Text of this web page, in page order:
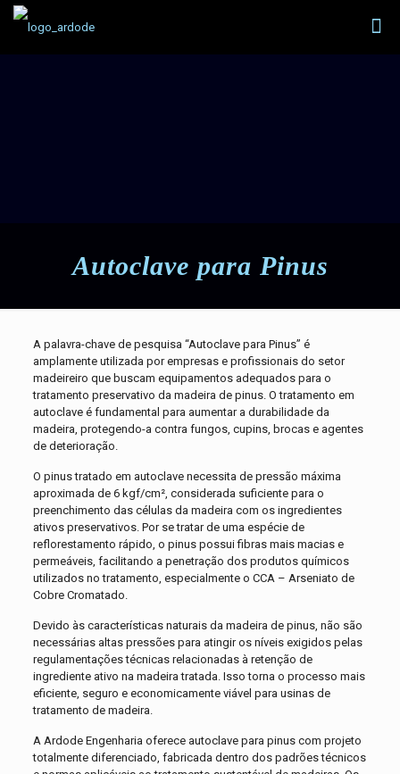
Autoclave para Pinus
A palavra-chave de pesquisa “Autoclave para Pinus” é
amplamente utilizada por empresas e profissionais do setor
madeireiro que buscam equipamentos adequados para o
tratamento preservativo da madeira de pinus. O tratamento em
autoclave é fundamental para aumentar a durabilidade da
madeira, protegendo-a contra fungos, cupins, brocas e agentes
de deterioração.
O pinus tratado em autoclave necessita de pressão máxima
aproximada de 6 kgf/cm², considerada suficiente para o
preenchimento das células da madeira com os ingredientes
ativos preservativos. Por se tratar de uma espécie de
reflorestamento rápido, o pinus possui fibras mais macias e
permeáveis, facilitando a penetração dos produtos químicos
utilizados no tratamento, especialmente o CCA – Arseniato de
Cobre Cromatado.
Devido às características naturais da madeira de pinus, não são
necessárias altas pressões para atingir os níveis exigidos pelas
regulamentações técnicas relacionadas à retenção de
ingrediente ativo na madeira tratada. Isso torna o processo mais
eficiente, seguro e economicamente viável para usinas de
tratamento de madeira.
A Ardode Engenharia oferece autoclave para pinus com projeto
totalmente diferenciado, fabricada dentro dos padrões técnicos